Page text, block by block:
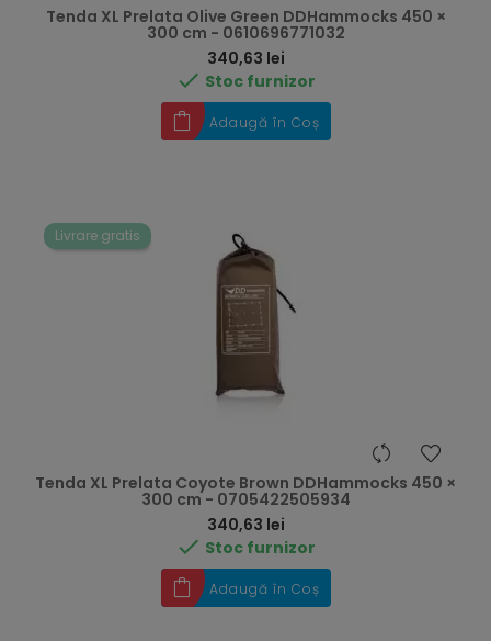
Tenda XL Prelata Olive Green DDHammocks 450 ×
300 cm - 0610696771032
340,63 lei
 Stoc furnizor
Adaugă în Coș
Livrare gratis
Tenda XL Prelata Coyote Brown DDHammocks 450 ×
300 cm - 0705422505934
340,63 lei
 Stoc furnizor
Adaugă în Coș